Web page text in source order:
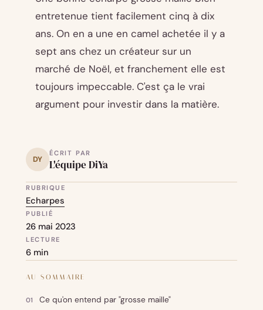
DY
ÉCRIT PAR
L'équipe DiYa
RUBRIQUE
Echarpes
PUBLIÉ
26 mai 2023
LECTURE
6 min
AU SOMMAIRE
Ce qu'on entend par "grosse maille"
entretenue tient facilement cinq à dix
ans. On en a une en camel achetée il y a
sept ans chez un créateur sur un
marché de Noël, et franchement elle est
toujours impeccable. C'est ça le vrai
argument pour investir dans la matière.